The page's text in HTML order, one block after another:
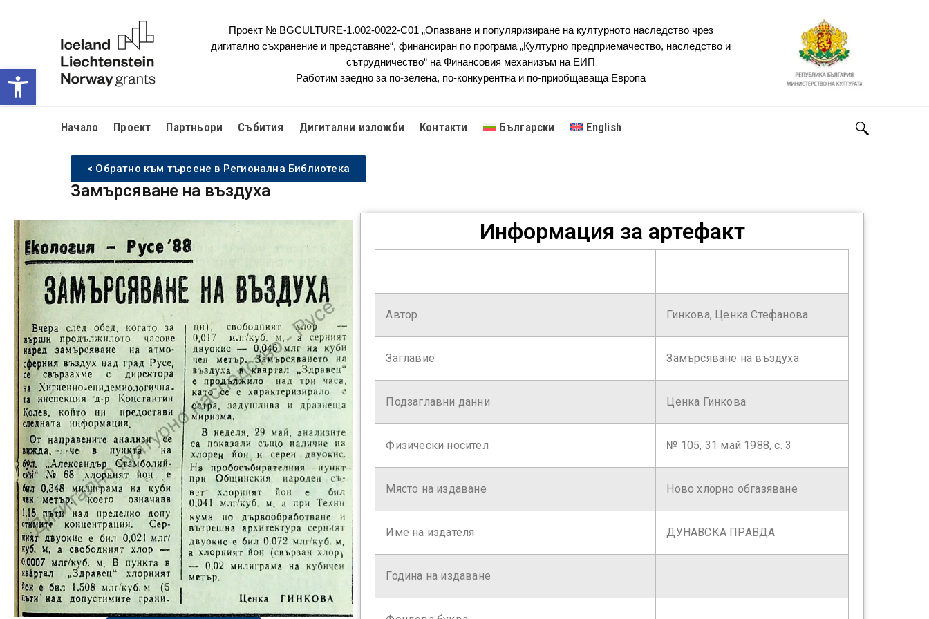
Open toolbar
Проект № BGCULTURE-1.002-0022-C01 „Опазване и популяризиране на културното наследство чрез
дигитално съхранение и представяне“, финансиран по програма „Културно предприемачество, наследство и
сътрудничество“ на Финансовия механизъм на ЕИП
Работим заедно за по-зелена, по-конкурентна и по-приобщаваща Европа
Начало Проект Партньори Събития Дигитални изложби Контакти Български English
< Обратно към търсене в Регионална Библиотека
Замърсяване на въздуха
Информация за артефакт
Автор Гинкова, Ценка Стефанова
Заглавие Замърсяване на въздуха
Подзаглавни данни Ценка Гинкова
Физически носител № 105, 31 май 1988, с. 3
Място на издаване Ново хлорно обгазяване
Име на издателя ДУНАВСКА ПРАВДА
Година на издаване